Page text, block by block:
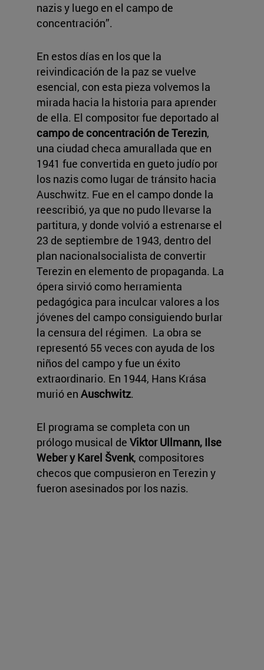
nazis y luego en el campo de
concentración”.
En estos días en los que la
reivindicación de la paz se vuelve
esencial, con esta pieza volvemos la
mirada hacia la historia para aprender
de ella. El compositor fue deportado al
campo de concentración de Terezin,
una ciudad checa amurallada que en
1941 fue convertida en gueto judío por
los nazis como lugar de tránsito hacia
Auschwitz. Fue en el campo donde la
reescribió, ya que no pudo llevarse la
partitura, y donde volvió a estrenarse el
23 de septiembre de 1943, dentro del
plan nacionalsocialista de convertir
Terezin en elemento de propaganda. La
ópera sirvió como herramienta
pedagógica para inculcar valores a los
jóvenes del campo consiguiendo burlar
la censura del régimen. La obra se
representó 55 veces con ayuda de los
niños del campo y fue un éxito
extraordinario. En 1944, Hans Krása
murió en Auschwitz.
El programa se completa con un
prólogo musical de Viktor Ullmann, Ilse
Weber y Karel Švenk, compositores
checos que compusieron en Terezin y
fueron asesinados por los nazis.